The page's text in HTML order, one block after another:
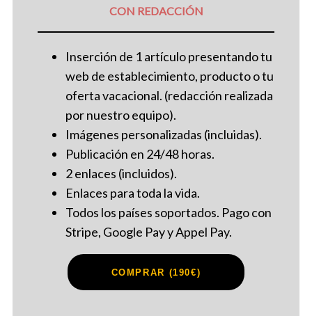
CON REDACCIÓN
Inserción de 1 artículo presentando tu
web de establecimiento, producto o tu
oferta vacacional. (redacción realizada
por nuestro equipo).
Imágenes personalizadas (incluidas).
Publicación en 24/48 horas.
2 enlaces (incluidos).
Enlaces para toda la vida.
Todos los países soportados. Pago con
Stripe, Google Pay y Appel Pay.
COMPRAR (190€)